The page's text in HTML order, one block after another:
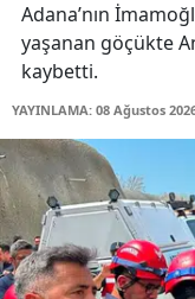
Adana’nın
yaşanan göçükte
kaybetti.
YAYINLAMA: 08 Ağustos